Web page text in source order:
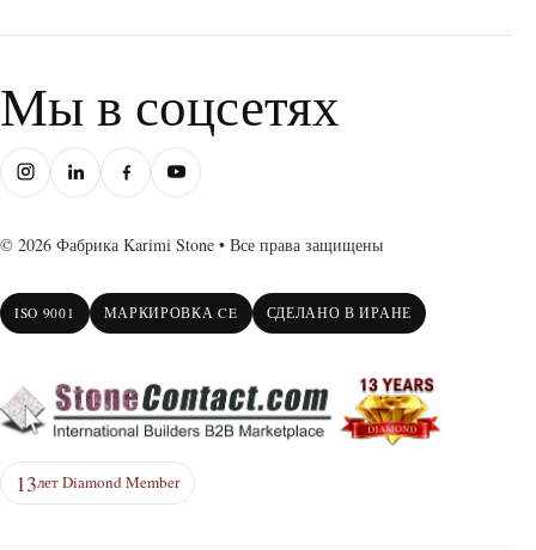
Мы в соцсетях
© 2026 Фабрика Karimi Stone • Все права защищены
ISO 9001 МАРКИРОВКА CE СДЕЛАНО В ИРАНЕ
13лет Diamond Member